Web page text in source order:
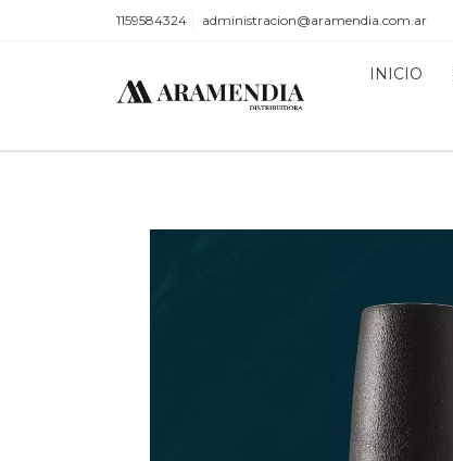
1159584324 administracion@aramendia.com.ar
INICIO